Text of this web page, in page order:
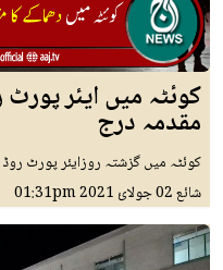
کوئٹہ میں ایئر
مقدمہ درج
کوئٹہ میں گزشتہ روزایئر پورٹ
شائع02 جولائ 2021 01:31pm